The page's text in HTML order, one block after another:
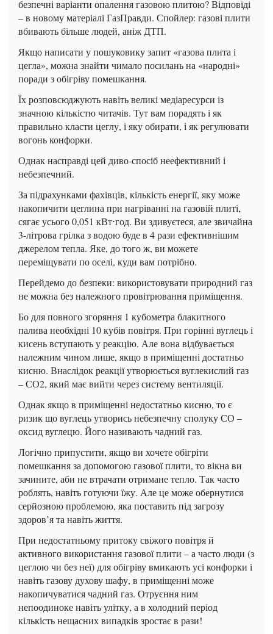
безпечні варіанти опалення газовою плитою? Відповіді
– в новому матеріалі ГазПравди. Спойлер: газові плити
вбивають більше людей, аніж ДТП.
Якщо написати у пошуковику запит «газова плита і
цегла», можна знайти чимало посилань на «народні»
поради з обігріву помешкання.
Їх розповсюджують навіть великі медіаресурси із
значною кількістю читачів. Тут вам порадять і як
правильно класти цеглу, і яку обирати, і як регулювати
вогонь конфорки.
Однак насправді цей диво-спосіб неефективний і
небезпечний.
За підрахунками фахівців, кількість енергії, яку може
накопичити цеглина при нагріванні на газовій плиті,
сягає усього 0,051 кВт⋅год. Ви здивуєтеся, але звичайна
3-літрова грілка з водою буде в 4 рази ефективнішим
джерелом тепла. Яке, до того ж, ви можете
переміщувати по оселі, куди вам потрібно.
Перейдемо до безпеки: використовувати природний газ
не можна без належного провітрювання приміщення.
Бо для повного згоряння 1 кубометра блакитного
палива необхідні 10 кубів повітря. При горінні вуглець і
кисень вступають у реакцію. Але вона відбувається
належним чином лише, якщо в приміщенні достатньо
кисню. Внаслідок реакції утворюється вуглекислий газ
– СО2, який має вийти через систему вентиляції.
Однак якщо в приміщенні недостатньо кисню, то є
ризик що вуглець утворись небезпечну сполуку СО –
оксид вуглецю. Його називають чадний газ.
Логічно припустити, якщо ви хочете обігріти
помешкання за допомогою газової плити, то вікна ви
зачините, аби не втрачати отримане тепло. Так часто
роблять, навіть готуючи їжу. Але це може обернутися
серйозною проблемою, яка поставить під загрозу
здоров’я та навіть життя.
При недостатньому притоку свіжого повітря й
активного використання газової плити – а часто люди (з
цеглою чи без неї) для обігріву вмикають усі конфорки і
навіть газову духову шафу, в приміщенні може
накопичуватися чадний газ. Отруєння ним
непоодиноке навіть улітку, а в холодний період
кількість нещасних випадків зростає в рази!